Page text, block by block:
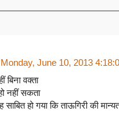
Monday, June 10, 2013
बिना वक्ता
नहीं सकता
हो गया कि ताऊगिरी की